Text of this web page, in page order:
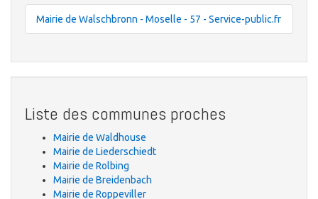
Mairie de Walschbronn - Moselle - 57 - Service-public.fr
Liste des communes proches
Mairie de Waldhouse
Mairie de Liederschiedt
Mairie de Rolbing
Mairie de Breidenbach
Mairie de Roppeviller